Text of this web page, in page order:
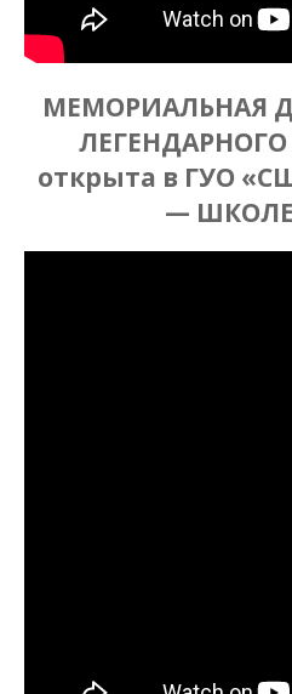
МЕМОРИАЛЬНАЯ
открыта в ГУО
—